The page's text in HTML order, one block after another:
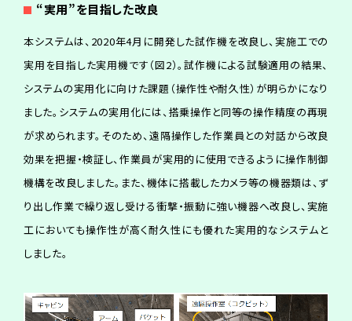
“実用”を目指した改良
本システムは、2020年4月に開発した試作機を改良し、実施工での
実用を目指した実用機です（図2）。試作機による試験適用の結果、
システムの実用化に向けた課題（操作性や耐久性）が明らかになり
ました。システムの実用化には、搭乗操作と同等の操作精度の再現
が求められます。そのため、遠隔操作した作業員との対話から改良
効果を把握・検証し、作業員が実用的に使用できるように操作制御
機構を改良しました。また、機体に搭載したカメラ等の機器類は、ず
り出し作業で繰り返し受ける衝撃・振動に強い機器へ改良し、実施
工においても操作性が高く耐久性にも優れた実用的なシステムと
しました。